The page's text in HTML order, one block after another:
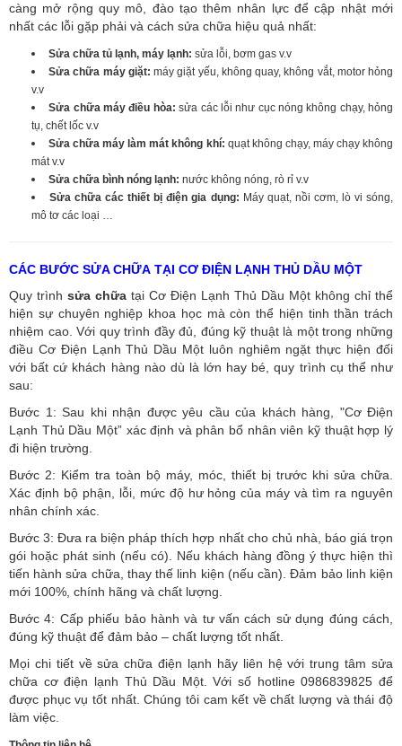
càng mở rộng quy mô, đào tạo thêm nhân lực để cập nhật mới
nhất các lỗi gặp phải và cách sửa chữa hiệu quả nhất:
Sửa chữa tủ lạnh, máy lạnh: sửa lỗi, bơm gas v.v
Sửa chữa máy giặt:máy giặt yếu, không quay, không vắt, motor hỏng
v.v
Sửa chữa máy điều hòa: sửa các lỗi như cục nóng không chạy, hỏng
tụ, chết lốc v.v
Sửa chữa máy làm mát không khí: quạt không chạy, máy chạy không
mát v.v
Sửa chữa bình nóng lạnh: nước không nóng, rò rỉ v.v
Sửa chữa các thiết bị điện gia dụng: Máy quạt, nồi cơm, lò vi sóng,
mô tơ các loại …
CÁC BƯỚC SỬA CHỮA TẠI CƠ ĐIỆN LẠNH THỦ DẦU MỘT
Quy trình sửa chữa tại Cơ Điện Lạnh Thủ Dầu Một không chỉ thể
hiện sự chuyên nghiệp khoa học mà còn thể hiện tinh thần trách
nhiệm cao. Với quy trình đầy đủ, đúng kỹ thuật là một trong những
điều Cơ Điện Lạnh Thủ Dầu Một luôn nghiêm ngặt thực hiện đối
với bất cứ khách hàng nào dù là lớn hay bé, quy trình cụ thể như
sau:
Bước 1: Sau khi nhận được yêu cầu của khách hàng, "Cơ Điện
Lạnh Thủ Dầu Một” xác định và phân bổ nhân viên kỹ thuật hợp lý
đi hiện trường.
Bước 2: Kiểm tra toàn bộ máy, móc, thiết bị trước khi sửa chữa.
Xác định bộ phận, lỗi, mức độ hư hỏng của máy và tìm ra nguyên
nhân chính xác.
Bước 3: Đưa ra biện pháp thích hợp nhất cho chủ nhà, báo giá trọn
gói hoặc phát sinh (nếu có). Nếu khách hàng đồng ý thực hiện thì
tiến hành sửa chữa, thay thế linh kiện (nếu cần). Đảm bảo linh kiện
mới 100%, chính hãng và chất lượng.
Bước 4: Cấp phiếu bảo hành và tư vấn cách sử dụng đúng cách,
đúng kỹ thuật để đảm bảo – chất lượng tốt nhất.
Mọi chi tiết về sửa chữa điện lạnh hãy liên hệ với trung tâm sửa
chữa cơ điện lạnh Thủ Dầu Một. Với số hotline 0986839825 để
được phục vụ tốt nhất. Chúng tôi cam kết về chất lượng và thái độ
làm việc.